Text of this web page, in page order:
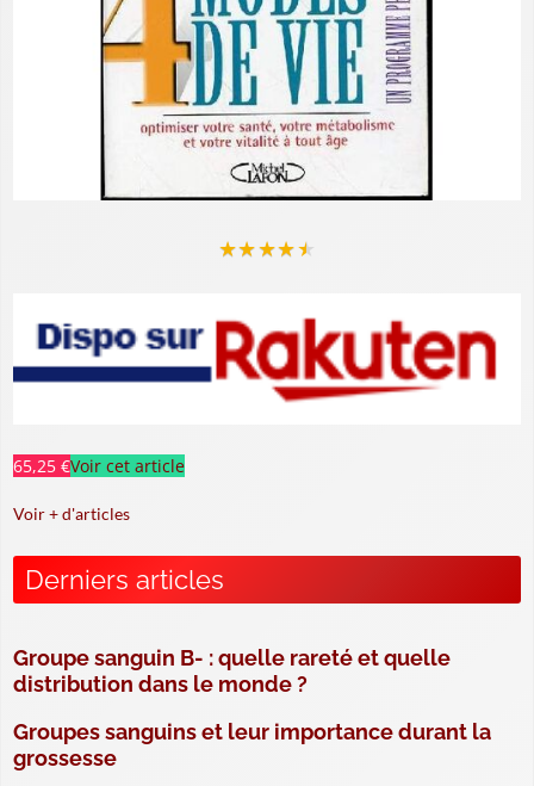
★★★★★
65,25 €Voir cet article
Voir + d'articles
Derniers articles
Groupe sanguin B- : quelle rareté et quelle
distribution dans le monde ?
Groupes sanguins et leur importance durant la
grossesse